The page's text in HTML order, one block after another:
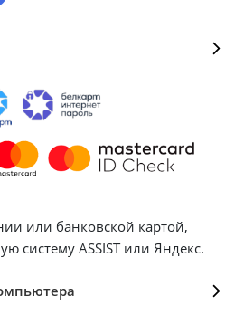
или банковской картой,
систему ASSIST или Яндекс.